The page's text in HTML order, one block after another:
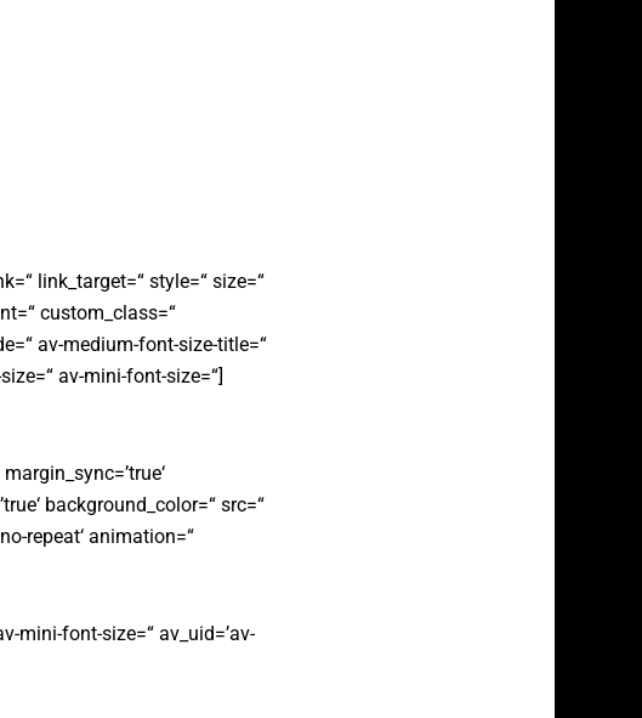
link_target=“ style=“ size=“
custom_class=“
av-medium-font-size-title=“
av-mini-font-size=“]
background_color=“ src=“
repeat‘ animation=“
mini-font-size=“ av_uid=’av-